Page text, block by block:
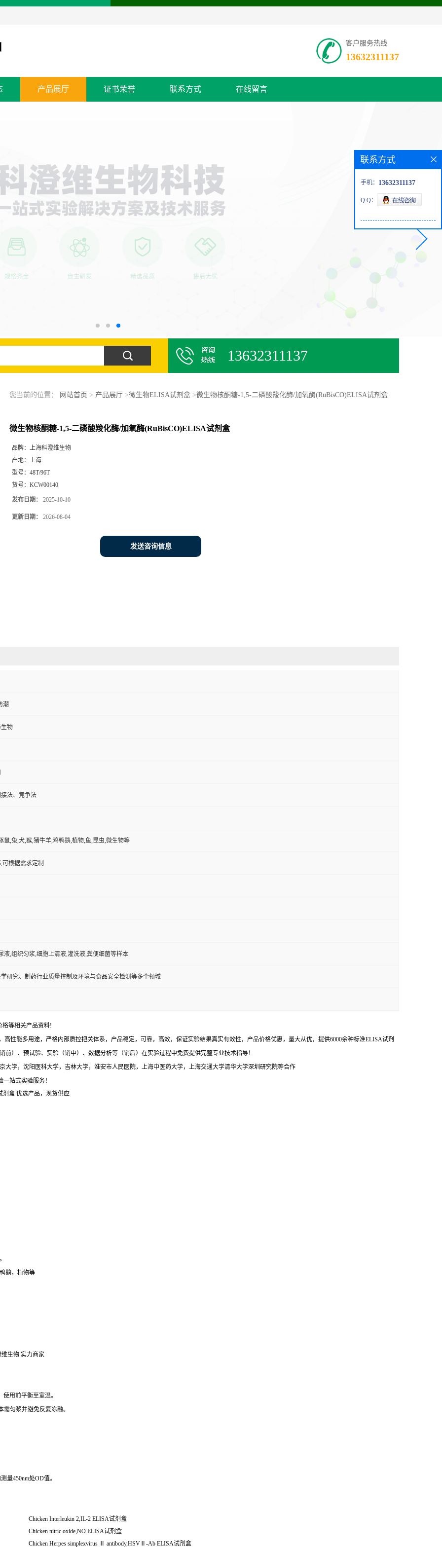
客户服务热线
13632311137
产品展厅 证书荣誉 联系方式 在线留言
13632311137
您当前的位置： 网站首页 > 产品展厅 >微生物ELISA试剂盒>微生物核酮糖-1,5-二磷酸羧化酶/加氧酶(RuBisCO)ELISA试剂盒
微生物核酮糖-1,5-二磷酸羧化酶/加氧酶(RuBisCO)ELISA试剂盒
品牌： 上海科澄维生物
产地： 上海
型号： 48T/96T
货号： KCW00140
发布日期： 2025-10-10
更新日期： 2026-08-04
发送咨询信息
潮
物
法、竞争法
鼠,兔,犬,猴,猪牛羊,鸡鸭鹅,植物,鱼,昆虫,微生物等
可根据需求定制
液,组织匀浆,细胞上清液,灌洗液,粪便细菌等样本
研究、制药行业质量控制及环境与食品安全检测等多个领域
格等相关产品资料!
性能多用途，严格内部质控把关体系，产品稳定，可靠，高效，保证实验结果真实有效性，产品价格优惠，量大从优，提供6000余种标准ELISA试剂
）、预试验、实验（销中）、数据分析等（销后）在实验过程中免费提供完整专业技术指导！
大学，沈阳医科大学，吉林大学，淮安市人民医院，上海中医药大学，上海交通大学清华大学深圳研究院等合作
站式实验服务！
剂盒 优选产品，现货供应
鹅，植物等
维生物 实力商家
用前平衡至室温。
需匀浆并避免反复冻融。
量450nm处OD值。
Chicken Interleukin 2,IL-2 ELISA试剂盒
Chicken nitric oxide,NO ELISA试剂盒
Chicken Herpes simplexvirus
antibody,HSV -Ab ELISA试剂盒
联系方式
手机： 13632311137
Q Q：